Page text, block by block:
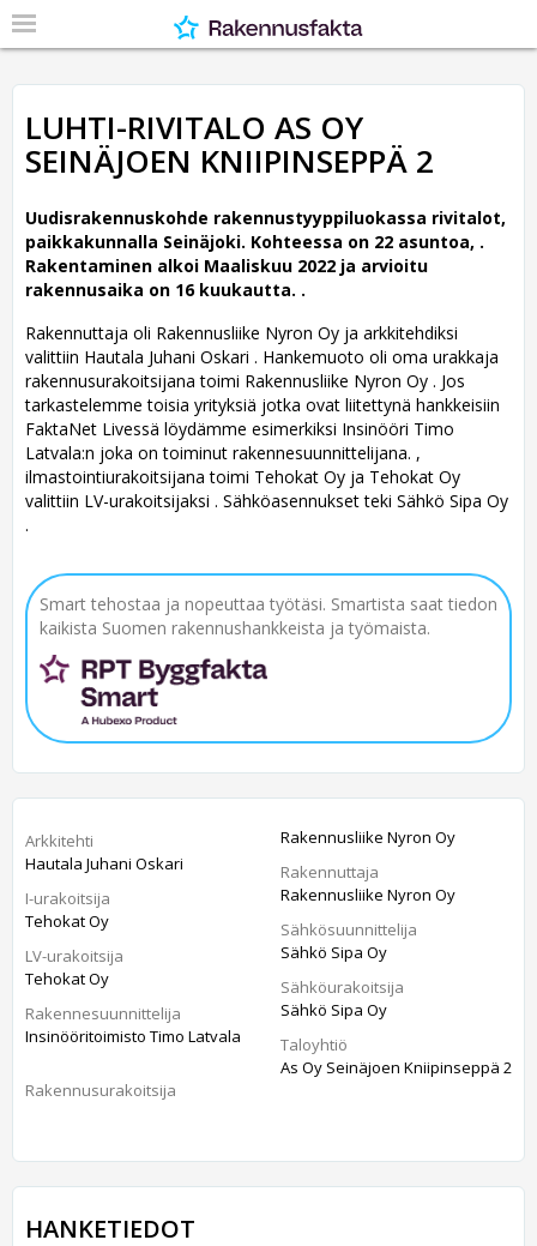
LUHTI-RIVITALO AS OY
SEINÄJOEN KNIIPINSEPPÄ 2
Uudisrakennuskohde rakennustyyppiluokassa rivitalot,
paikkakunnalla Seinäjoki. Kohteessa on 22 asuntoa, .
Rakentaminen alkoi Maaliskuu 2022 ja arvioitu
rakennusaika on 16 kuukautta. .
Rakennuttaja oli Rakennusliike Nyron Oy ja arkkitehdiksi
valittiin Hautala Juhani Oskari . Hankemuoto oli oma urakkaja
rakennusurakoitsijana toimi Rakennusliike Nyron Oy . Jos
tarkastelemme toisia yrityksiä jotka ovat liitettynä hankkeisiin
FaktaNet Livessä löydämme esimerkiksi Insinööri Timo
Latvala:n joka on toiminut rakennesuunnittelijana. ,
ilmastointiurakoitsijana toimi Tehokat Oy ja Tehokat Oy
valittiin LV-urakoitsijaksi . Sähköasennukset teki Sähkö Sipa Oy
.
Smart tehostaa ja nopeuttaa työtäsi. Smartista saat tiedon
kaikista Suomen rakennushankkeista ja työmaista.
Arkkitehti
Hautala Juhani Oskari
I-urakoitsija
Tehokat Oy
LV-urakoitsija
Tehokat Oy
Rakennesuunnittelija
Insinööritoimisto Timo Latvala
Rakennusurakoitsija
Rakennusliike Nyron Oy
Rakennuttaja
Rakennusliike Nyron Oy
Sähkösuunnittelija
Sähkö Sipa Oy
Sähköurakoitsija
Sähkö Sipa Oy
Taloyhtiö
As Oy Seinäjoen Kniipinseppä 2
HANKETIEDOT